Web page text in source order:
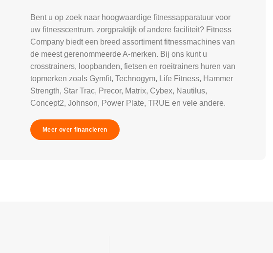
Bent u op zoek naar hoogwaardige fitnessapparatuur voor
uw fitnesscentrum, zorgpraktijk of andere faciliteit? Fitness
Company biedt een breed assortiment fitnessmachines van
de meest gerenommeerde A-merken. Bij ons kunt u
crosstrainers, loopbanden, fietsen en roeitrainers huren van
topmerken zoals Gymfit, Technogym, Life Fitness, Hammer
Strength, Star Trac, Precor, Matrix, Cybex, Nautilus,
Concept2, Johnson, Power Plate, TRUE en vele andere.
Meer over financieren